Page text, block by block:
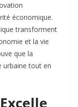
économique.
transforment
et la vie
que la
urbaine tout en